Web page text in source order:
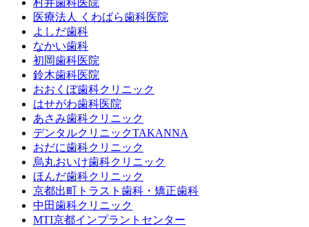
村井歯科医院
医療法人 くわばら歯科医院
よしだ歯科
なかい歯科
初岡歯科医院
鈴木歯科医院
おおくぼ歯科クリニック
はせがわ歯科医院
あさみ歯科クリニック
デンタルクリニックTAKANNA
おだに歯科クリニック
烏丸おいけ歯科クリニック
ほんだ歯科クリニック
京都出町トラスト歯科・矯正歯科
中田歯科クリニック
MTI京都インプラントセンター